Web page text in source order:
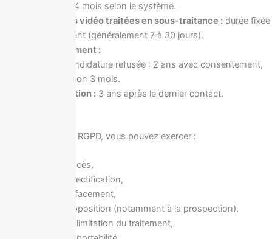
mois à 24 mois selon le système.
Données vidéo traitées en sous-traitance :durée fixée
par le client (généralement 7 à 30 jours).
Recrutement :
candidature refusée : 2 ans avec consentement,
sinon 3 mois.
Prospection :3 ans après le dernier contact.
Conformément au RGPD, vous pouvez exercer :
droit d’accès,
droit de rectification,
droit d’effacement,
droit d’opposition (notamment à la prospection),
droit à la limitation du traitement,